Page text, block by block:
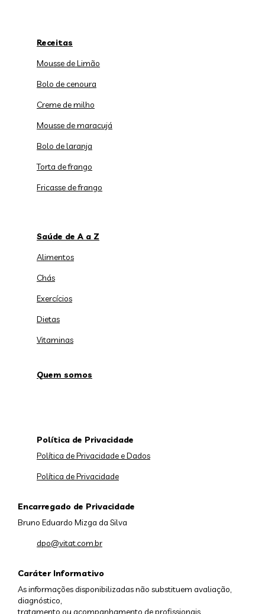
Receitas
Mousse de Limão
Bolo de cenoura
Creme de milho
Mousse de maracujá
Bolo de laranja
Torta de frango
Fricasse de frango
Saúde de A a Z
Alimentos
Chás
Exercícios
Dietas
Vitaminas
Quem somos
Caráter Informativo
As informações disponibilizadas não substituem avaliação,
diagnóstico,
tratamento ou acompanhamento de profissionais.
Política de Privacidade
Política de Privacidade e Dados
Política de Privacidade
Encarregado de Privacidade
Bruno Eduardo Mizga da Silva
dpo@vitat.com.br